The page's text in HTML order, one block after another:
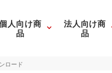
人向け商
品
法人向け商
品
ロード